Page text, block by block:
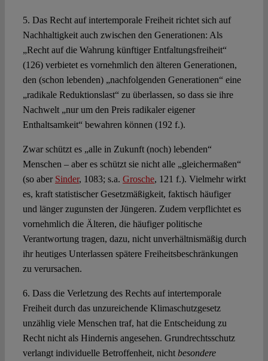
5. Das Recht auf intertemporale Freiheit richtet sich auf
Nachhaltigkeit auch zwischen den Generationen: Als
„Recht auf die Wahrung künftiger Entfaltungsfreiheit“
(126) verbietet es vornehmlich den älteren Generationen,
den (schon lebenden) „nachfolgenden Generationen“ eine
„radikale Reduktionslast“ zu überlassen, so dass sie ihre
Nachwelt „nur um den Preis radikaler eigener
Enthaltsamkeit“ bewahren können (192 f.).
Zwar schützt es „alle in Zukunft (noch) lebenden“
Menschen – aber es schützt sie nicht alle „gleichermaßen“
(so aber Sinder, 1083; s.a. Grosche, 121 f.). Vielmehr wirkt
es, kraft statistischer Gesetzmäßigkeit, faktisch häufiger
und länger zugunsten der Jüngeren. Zudem verpflichtet es
vornehmlich die Älteren, die häufiger politische
Verantwortung tragen, dazu, nicht unverhältnismäßig durch
ihr heutiges Unterlassen spätere Freiheitsbeschränkungen
zu verursachen.
6. Dass die Verletzung des Rechts auf intertemporale
Freiheit durch das unzureichende Klimaschutzgesetz
unzählig viele Menschen traf, hat die Entscheidung zu
Recht nicht als Hindernis angesehen. Grundrechtsschutz
verlangt individuelle Betroffenheit, nicht besondere